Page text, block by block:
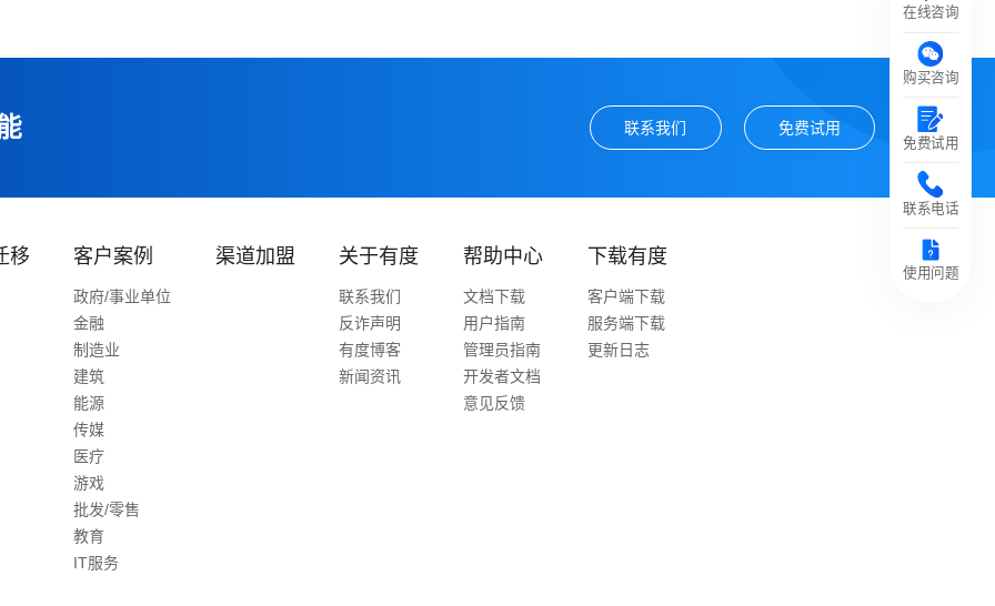
联系我们 免费试用
在线咨询
购买咨询
免费试用
联系电话
使用问题
移 客户案例
政府/事业单位
金融
制造业
建筑
能源
传媒
医疗
游戏
批发/零售
教育
IT服务
渠道加盟 关于有度
联系我们
反诈声明
有度博客
新闻资讯
帮助中心
文档下载
用户指南
管理员指南
开发者文档
意见反馈
下载有度
客户端下载
服务端下载
更新日志